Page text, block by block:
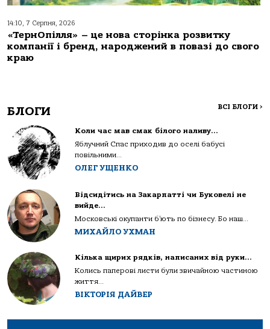
14:10, 7 Серпня, 2026
«ТернОпілля» – це нова сторінка розвитку
компанії і бренд, народжений в повазі до свого
краю
БЛОГИ ВСІ БЛОГИ >
Коли час мав смак білого наливу…
Яблучний Спас приходив до оселі бабусі
повільними...
ОЛЕГ УЩЕНКО
Відсидітись на Закарпатті чи Буковелі не
вийде…
Московські окупанти б’ють по бізнесу. Бо наш...
МИХАЙЛО УХМАН
Кілька щирих рядків, написаних від руки…
Колись паперові листи були звичайною частиною
життя...
ВІКТОРІЯ ДАЙВЕР